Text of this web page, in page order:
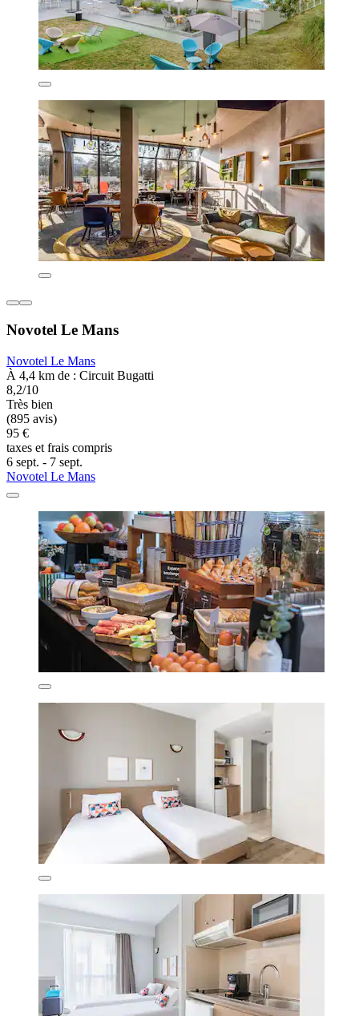
Novotel Le Mans
Novotel Le Mans
À 4,4 km de : Circuit Bugatti
8,2/10
Très bien
(895 avis)
95 €
taxes et frais compris
6 sept. - 7 sept.
Novotel Le Mans